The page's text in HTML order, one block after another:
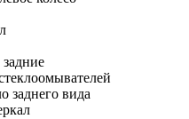
заднего вида